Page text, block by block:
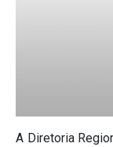
A Diretoria